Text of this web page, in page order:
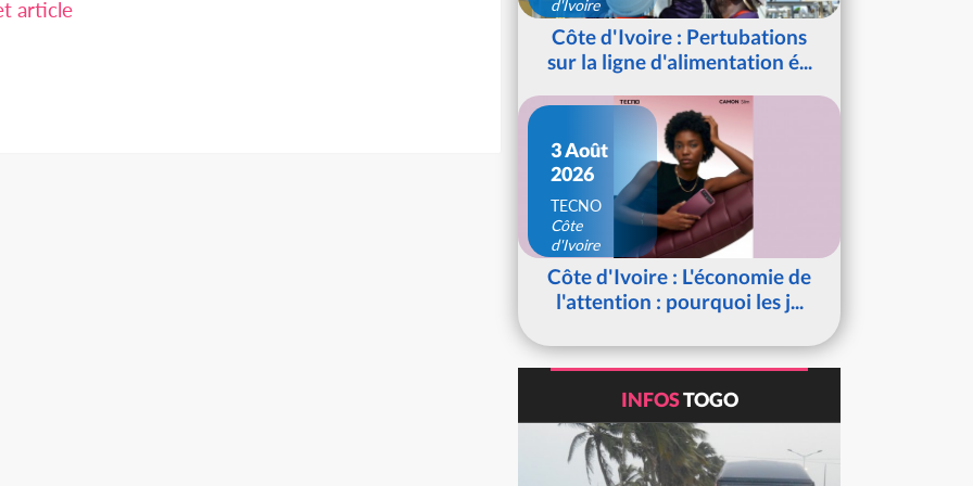
article
d'Ivoire
Côte d'Ivoire : Pertubations
sur la ligne d'alimentation é...
3 Août
2026
TECNO
Côte
d'Ivoire
Côte d'Ivoire : L'économie de
l'attention : pourquoi les j...
INFOSTOGO